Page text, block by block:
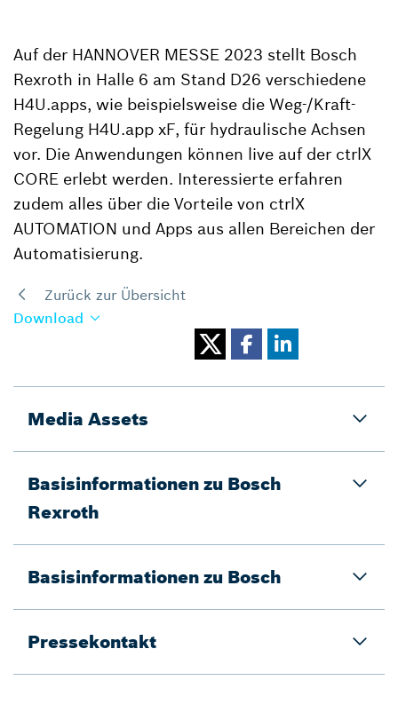
Auf der HANNOVER MESSE 2023 stellt Bosch
Rexroth in Halle 6 am Stand D26 verschiedene
H4U.apps, wie beispielsweise die Weg-/Kraft-
Regelung H4U.app xF, für hydraulische Achsen
vor. Die Anwendungen können live auf der ctrlX
CORE erlebt werden. Interessierte erfahren
zudem alles über die Vorteile von ctrlX
AUTOMATION und Apps aus allen Bereichen der
Automatisierung.
Zurück zur Übersicht
Download
Media Assets
Basisinformationen zu Bosch
Rexroth
Basisinformationen zu Bosch
Pressekontakt